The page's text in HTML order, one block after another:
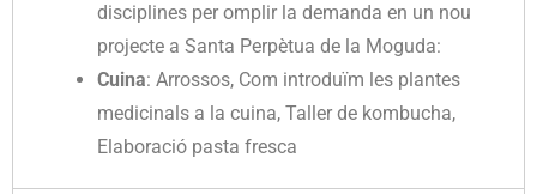
disciplines per omplir la demanda en un nou
projecte a Santa Perpètua de la Moguda:
Cuina: Arrossos, Com introduïm les plantes
medicinals a la cuina, Taller de kombucha,
Elaboració pasta fresca